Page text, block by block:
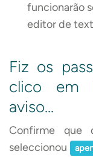
funcionarão
editor de
Fiz os
clico em
aviso…
Confirme que
seleccionou